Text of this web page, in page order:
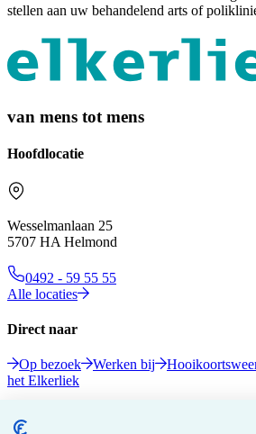
stellen aan uw behandelend arts of
van mens tot mens
Hoofdlocatie
Wesselmanlaan 25
5707 HA Helmond
0492 - 59 55 55
Alle locaties
Direct naar
Op bezoek Werken bij
het Elkerliek